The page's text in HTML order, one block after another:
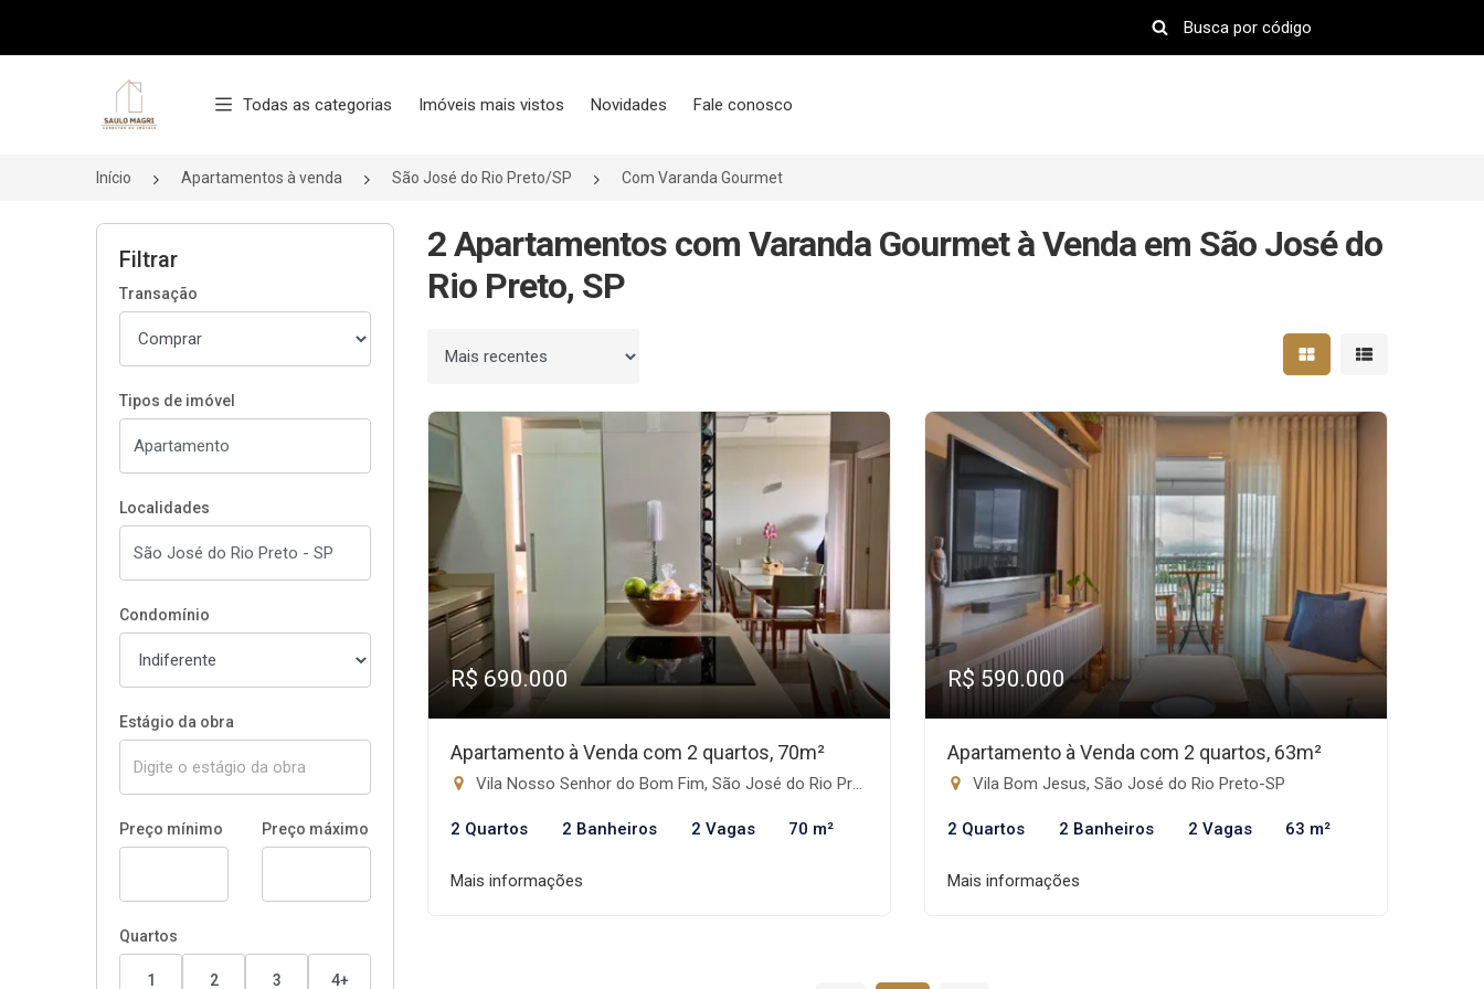
Página inicial
Todas as categorias Imóveis mais vistos Novidades Fale conosco
Início Apartamentos à venda São José do Rio Preto/SP Com Varanda Gourmet
Filtrar
Transação
Tipos de imóvel
Localidades
Condomínio
Estágio da obra
Preço mínimo Preço máximo
Quartos
1 2 3 4+
2 Apartamentos com Varanda Gourmet à Venda em São José do
Rio Preto, SP
Ordenar por Mostrar resultados em
Mostrar
R$ 690.000
Apartamento à Venda com 2 quartos, 70m²
Vila Nosso Senhor do Bom Fim, São José do Rio Preto-SP
2 Quartos 2 Banheiros 2 Vagas 70 m²
Mais informações
R$ 590.000
Apartamento à Venda com 2 quartos, 63m²
Vila Bom Jesus, São José do Rio Preto-SP
2 Quartos 2 Banheiros 2 Vagas 63 m²
Mais informações